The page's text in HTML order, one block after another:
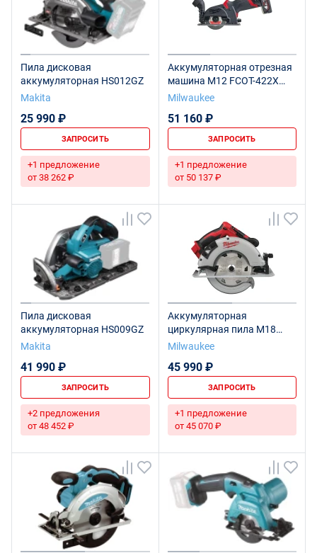
Пила дисковая
аккумуляторная HS012GZ
Makita
25 990 ₽
ЗАПРОСИТЬ
+1 предложение
от 38 262 ₽
Аккумуляторная отрезная
машина M12 FCOT-422X
FUEL
Milwaukee
51 160 ₽
ЗАПРОСИТЬ
+1 предложение
от 50 137 ₽
Пила дисковая
аккумуляторная HS009GZ
Makita
41 990 ₽
ЗАПРОСИТЬ
+2 предложения
от 48 452 ₽
Аккумуляторная
циркулярная пила M18
BLCS66-0X
Milwaukee
45 990 ₽
ЗАПРОСИТЬ
+1 предложение
от 45 070 ₽